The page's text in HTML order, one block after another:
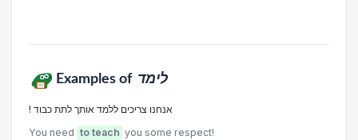
Examples of לימד
! אנחנו צריכים ללמד אותך לתת כבוד
You need to teach you some respect!